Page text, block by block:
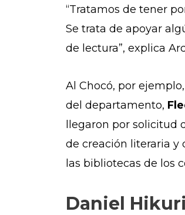
“Tratamos de tener
Se trata de apoyar
de lectura”, explica
Al Chocó, por
del departamento,
llegaron por solicitud
de creación literaria y
las bibliotecas de los
Daniel